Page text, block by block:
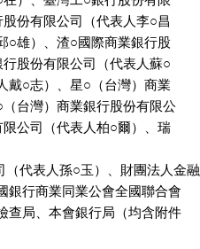
股份有限公司（代表人李○昌
邱○雄）、渣○國際商業銀行股
行股份有限公司（代表人蘇○
人戴○志）、星○（台灣）商業
○（台灣）商業銀行股份有限公
限公司（代表人柏○爾）、瑞
代表人孫○玉）、財團法人金融
國銀行商業同業公會全國聯合會
檢查局、本會銀行局（均含附件